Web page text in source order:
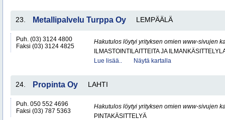
23. Metallipalvelu Turppa Oy LEMPÄÄLÄ
Puh. (03) 3124 4800
Faksi (03) 3124 4825
Hakutulos löytyi yrityksen omien www-sivujen
ILMASTOINTILAITTEITA JA
Lue lisää..
Näytä kartalla
24. Propinta Oy LAHTI
Puh. 050 552 4696
Faksi (03) 787 5363
Hakutulos löytyi yrityksen omien www-sivujen
PINTAKÄSITTELYÄ